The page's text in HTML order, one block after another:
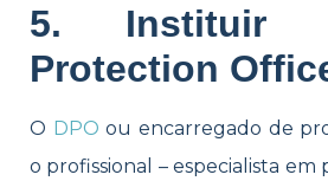
5. Instituir
Protection
O DPO ou encarregado de
o profissional – especialista